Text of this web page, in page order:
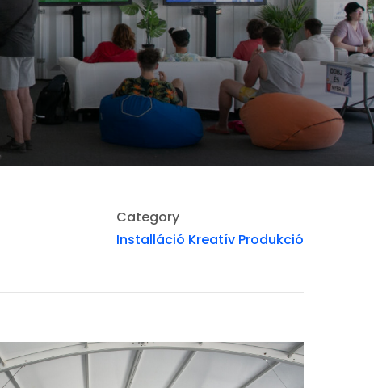
Category
Installáció Kreatív Produkció